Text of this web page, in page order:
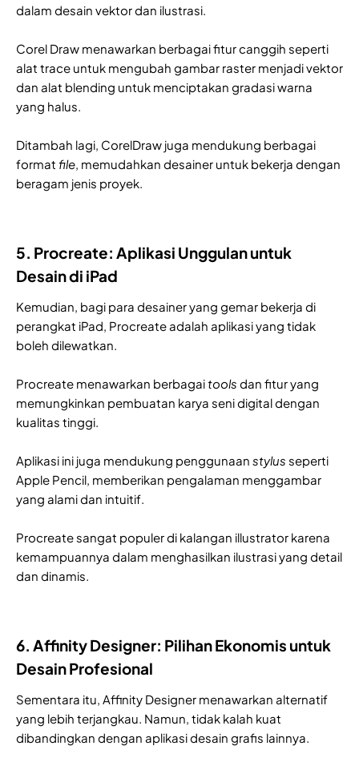
dalam desain vektor dan ilustrasi.
Corel Draw menawarkan berbagai fitur canggih seperti
alat trace untuk mengubah gambar raster menjadi vektor
dan alat blending untuk menciptakan gradasi warna
yang halus.
Ditambah lagi, CorelDraw juga mendukung berbagai
format file, memudahkan desainer untuk bekerja dengan
beragam jenis proyek.
5. Procreate: Aplikasi Unggulan untuk
Desain di iPad
Kemudian, bagi para desainer yang gemar bekerja di
perangkat iPad, Procreate adalah aplikasi yang tidak
boleh dilewatkan.
Procreate menawarkan berbagai tools dan fitur yang
memungkinkan pembuatan karya seni digital dengan
kualitas tinggi.
Aplikasi ini juga mendukung penggunaan stylus seperti
Apple Pencil, memberikan pengalaman menggambar
yang alami dan intuitif.
Procreate sangat populer di kalangan illustrator karena
kemampuannya dalam menghasilkan ilustrasi yang detail
dan dinamis.
6. Affinity Designer: Pilihan Ekonomis untuk
Desain Profesional
Sementara itu, Affinity Designer menawarkan alternatif
yang lebih terjangkau. Namun, tidak kalah kuat
dibandingkan dengan aplikasi desain grafis lainnya.